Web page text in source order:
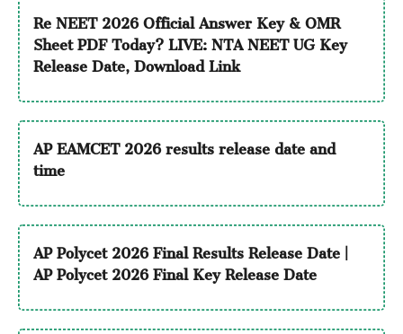
Re NEET 2026 Official Answer Key & OMR
Sheet PDF Today? LIVE: NTA NEET UG Key
Release Date, Download Link
AP EAMCET 2026 results release date and
time
AP Polycet 2026 Final Results Release Date |
AP Polycet 2026 Final Key Release Date